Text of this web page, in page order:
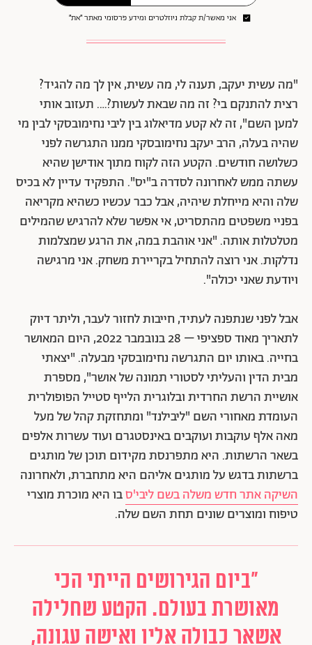
אני מאשר/ת קבלת ניוזלטרים ומידע פרסומי מאתר ״את״
"מה עשית יעקב, תענה לי, מה עשית, אין לך מה להגיד?
רצית להתנקם בי? זה מה שבאת לעשות?…. תעזוב אותי
למען השם", זה לא קטע מדיאלוג בין ליבי נחימובסקי לבין מי
שהיה בעלה, הרב יעקב נחימובסקי ממנו התגרשה לפני
כשלושה חודשים. הקטע הזה לקוח מתוך אודישן שהיא
עשתה ממש לאחרונה לסדרה ב"יס". התפקיד עדיין לא בכיס
שלה והיא מייחלת שיהיה, אבל כבר עכשיו כשהיא מקריאה
בפניי משפטים מהתסריט, אי אפשר שלא להרגיש שהמילים
מטלטלות אותה. "אני אוהבת במה, את הרגע שמצלמות
נדלקות. אני רוצה להתחיל בקריירת משחק. אני מרגישה
ויודעת שאני יכולה".
אבל לפני שנתפנה לעתיד, חייבות לחזור לעבר, וליתר דיוק
לתאריך מאוד ספציפי – 28 בנובמבר 2022, היום המאושר
בחייה. באותו יום התגרשה נחימובסקי מבעלה. "יצאתי
מבית הדין והעליתי לסטורי תמונה של אושר", מספרת
אושיית הרשת החרדית ובלוגרית הלייף סטייל הפופולרית
העומדת מאחורי השם "ליבילנד" ומתחזקת קהל של מעל
מאה אלף עוקבות ועוקבים באינסטגרם ועוד עשרות אלפים
בשאר הרשתות. היא מתפרנסת מקידום תוכן של מותגים
ברשתות בדגש על מותגים אליהם היא מתחברת, ולאחרונה
השיקה אתר חדש משלה בשם ליבי'סבו היא מוכרת מוצרי
טיפוח ומוצרים שונים תחת השם שלה.
"ביום הגירושים הייתי הכי
מאושרת בעולם. הקטע שחלילה
אשאר כבולה אליו ואישה עגונה,